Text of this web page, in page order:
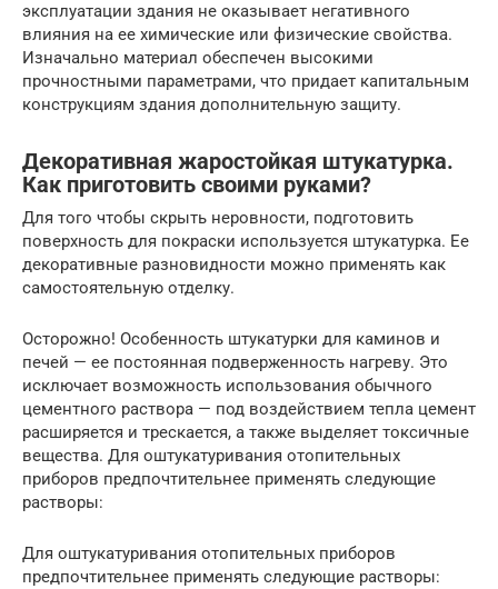
эксплуатации здания не оказывает негативного
влияния на ее химические или физические свойства.
Изначально материал обеспечен высокими
прочностными параметрами, что придает капитальным
конструкциям здания дополнительную защиту.
Декоративная жаростойкая штукатурка.
Как приготовить своими руками?
Для того чтобы скрыть неровности, подготовить
поверхность для покраски используется штукатурка. Ее
декоративные разновидности можно применять как
самостоятельную отделку.
Осторожно! Особенность штукатурки для каминов и
печей — ее постоянная подверженность нагреву. Это
исключает возможность использования обычного
цементного раствора — под воздействием тепла цемент
расширяется и трескается, а также выделяет токсичные
вещества. Для оштукатуривания отопительных
приборов предпочтительнее применять следующие
растворы:
Для оштукатуривания отопительных приборов
предпочтительнее применять следующие растворы: